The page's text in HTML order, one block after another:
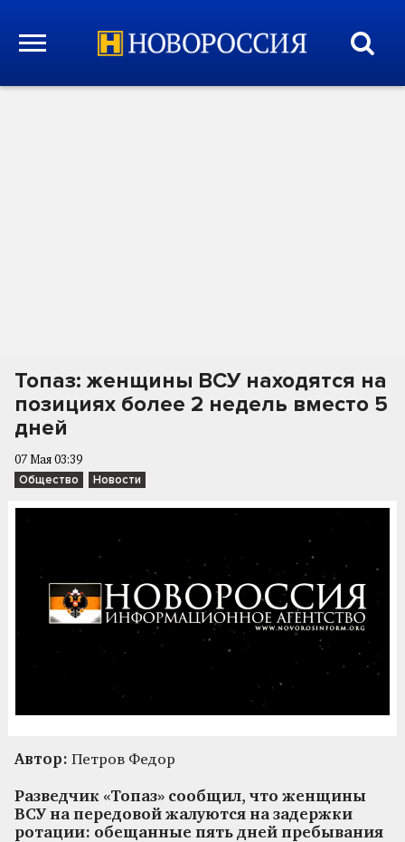
Топаз: женщины ВСУ находятся на
позициях более 2 недель вместо 5
дней
07 Мая 03:39
Общество Новости
Автор: Петров Федор
Разведчик «Топаз» сообщил, что женщины
ВСУ на передовой жалуются на задержки
ротации: обещанные пять дней пребывания